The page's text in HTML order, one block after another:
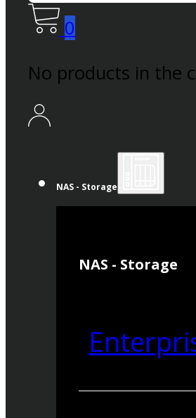
0
No products in the
NAS - Storage
NAS - Storage